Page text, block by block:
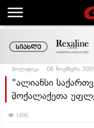
პოლიტიკა 06 ნოემბერი
"ალიანსი
მოქალაქეთა
1496